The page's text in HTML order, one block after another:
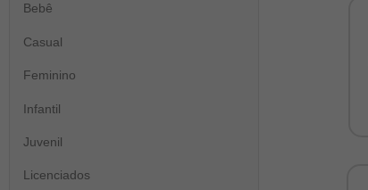
Bebê
Casual
Feminino
Infantil
Juvenil
Licenciados